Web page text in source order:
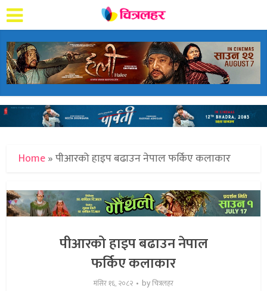
Home»पीआरको हाइप बढाउन नेपाल फर्किए कलाकार
पीआरको हाइप बढाउन नेपाल
फर्किए कलाकार
मंसिर १६, २०८२ byचित्रलहर